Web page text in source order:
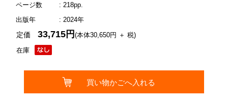
ページ数
: 218pp.
出版年
: 2024年
在庫
定価33,715円(本体30,650円 ＋ 税)